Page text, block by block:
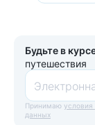
Будьте в
путешествия
Принимаю условия
данных